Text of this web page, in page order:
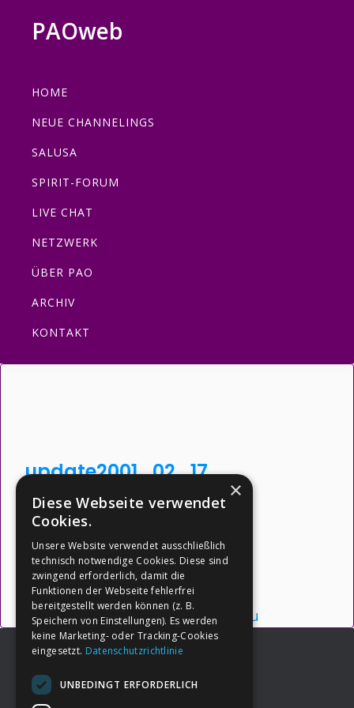
Hauptnavigation
Inhalt
Seitenspalte
FußzeilePAOweb
AktivierungsOrganisation)
HOME
NEUE CHANNELINGS
SALUSA
SPIRIT-FORUM
LIVE CHAT
NETZWERK
ÜBER PAO
ARCHIV
KONTAKT
update2001_02_17
Dateigröße: 21.03 KB
Aktualisiert: 26-05-2026
Downloads: 4
Herunterladen
Vorschau
→Deine Spende
×
Diese Webseite verwendet
Cookies.
Unsere Website verwendet ausschließlich
technisch notwendige Cookies. Diese sind
zwingend erforderlich, damit die
Funktionen der Webseite fehlerfrei
bereitgestellt werden können (z. B.
Speichern von Einstellungen). Es werden
keine Marketing- oder Tracking-Cookies
eingesetzt. Datenschutzrichtlinie
UNBEDINGT ERFORDERLICH